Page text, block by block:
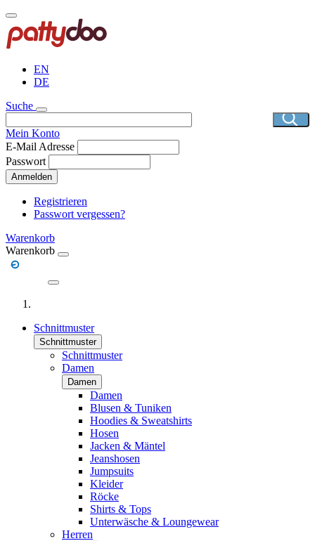
Direkt
zum
Inhalt
EN
DE
Suche
Mein Konto
E-Mail Adresse
Passwort
Anmelden
Registrieren
Passwort vergessen?
Warenkorb
Warenkorb
Schnittmuster
Schnittmuster
Schnittmuster
Damen
Damen
Damen
Blusen & Tuniken
Hoodies & Sweatshirts
Hosen
Jacken & Mäntel
Jeanshosen
Jumpsuits
Kleider
Röcke
Shirts & Tops
Unterwäsche & Loungewear
Herren